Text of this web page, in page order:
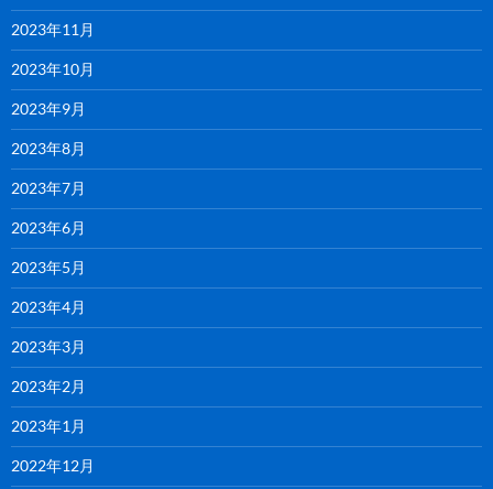
2023年11月
2023年10月
2023年9月
2023年8月
2023年7月
2023年6月
2023年5月
2023年4月
2023年3月
2023年2月
2023年1月
2022年12月